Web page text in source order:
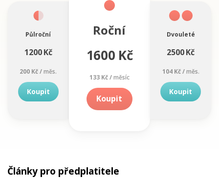
Půlroční
1200 Kč
200 Kč /měs.
Koupit
Roční
1600 Kč
133 Kč /měsíc
Koupit
Dvouleté
2500 Kč
104 Kč /měs.
Koupit
Články pro předplatitele